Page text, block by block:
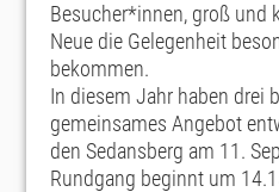
Besucher*innen, groß und
Neue die Gelegenheit
bekommen.
In diesem Jahr haben drei
gemeinsames Angebot
den Sedansberg am 11.
Rundgang beginnt um